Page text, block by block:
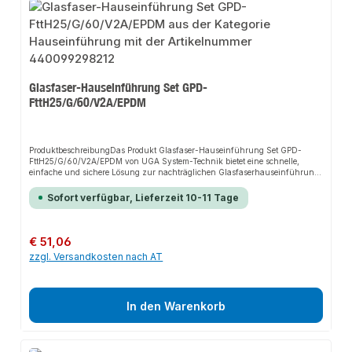
Glasfaser-Hauseinführung Set GPD-
FttH25/G/60/V2A/EPDM
ProduktbeschreibungDas Produkt Glasfaser-Hauseinführung Set GPD-
FttH25/G/60/V2A/EPDM von UGA System-Technik bietet eine schnelle,
einfache und sichere Lösung zur nachträglichen Glasfaserhauseinführung.
und passt sich flexibel an verschiedene Installationsanforderungen an. Das
robuste Design und die einfache Montage machen dieses Produkt zu einer
aus V2AAnwendungsbereicheVollbohrung in WU-Beton (Kl. 1 und
2)Schrägbohrungen bis 45°Gas- und wasserdichte Anwendungen bis 2,5
barProduktdatenMarke: UGA System-TechnikMaterial: EPDM-Gummi und
Sofort verfügbar, Lieferzeit 10-11 Tage
Regulärer Preis:
€ 51,06
zzgl. Versandkosten nach AT
In den Warenkorb